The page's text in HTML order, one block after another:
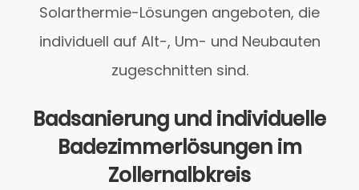
Solarthermie-Lösungen angeboten, die
individuell auf Alt-, Um- und Neubauten
zugeschnitten sind.
Badsanierung und individuelle
Badezimmerlösungen im
Zollernalbkreis